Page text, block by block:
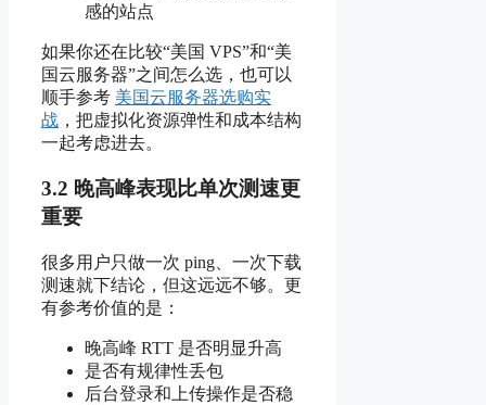
感的站点
如果你还在比较“美国 VPS”和“美
国云服务器”之间怎么选，也可以
顺手参考 美国云服务器选购实
战 ，把虚拟化资源弹性和成本结构
一起考虑进去。
3.2 晚高峰表现比单次测速更
重要
很多用户只做一次 ping、一次下载
测速就下结论，但这远远不够。更
有参考价值的是：
晚高峰 RTT 是否明显升高
是否有规律性丢包
后台登录和上传操作是否稳